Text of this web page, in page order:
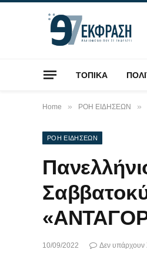
ΤΟΠΙΚΑ
Home » ΡΟΗ ΕΙΔΗΣΕΩΝ »
ΡΟΗ ΕΙΔΗΣΕΩΝ
10/09/2022 Δεν υπάρχουν